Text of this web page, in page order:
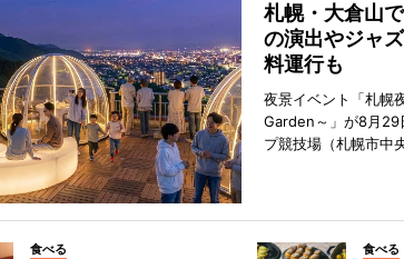
札幌・大倉山
の演出やジャ
料運行も
夜景イベント「札幌
Garden～」が8月29
プ競技場（札幌市中
食べる 食べる